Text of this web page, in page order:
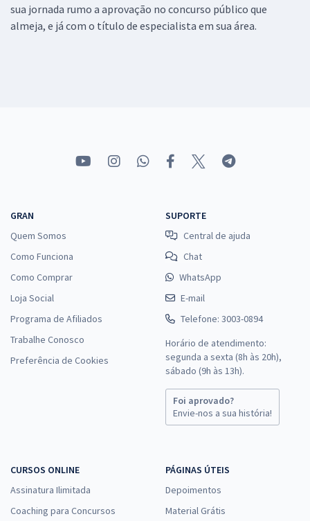
sua jornada rumo a aprovação no concurso público que
almeja, e já com o título de especialista em sua área.
GRAN
Quem Somos
Como Funciona
Como Comprar
Loja Social
Programa de Afiliados
Trabalhe Conosco
Preferência de Cookies
SUPORTE
Central de ajuda
Chat
WhatsApp
E-mail
Telefone: 3003-0894
Horário de atendimento:
segunda a sexta (8h às 20h),
sábado (9h às 13h).
Foi aprovado?
Envie-nos a sua história!
CURSOS ONLINE
Assinatura Ilimitada
Coaching para Concursos
PÁGINAS ÚTEIS
Depoimentos
Material Grátis